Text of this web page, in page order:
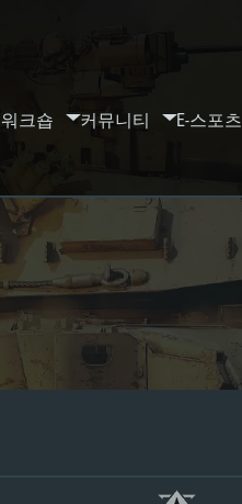
워크숍 커뮤니티 E-스포츠